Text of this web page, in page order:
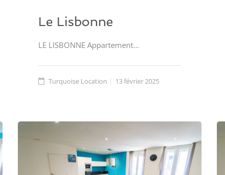
Le Lisbonne
LE LISBONNE Appartement…
Turquoise Location 13 février 2025